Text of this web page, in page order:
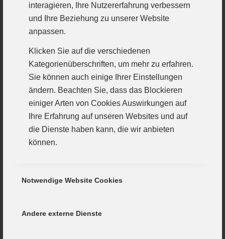
interagieren, Ihre Nutzererfahrung verbessern
und Ihre Beziehung zu unserer Website
anpassen.
Klicken Sie auf die verschiedenen
Kategorienüberschriften, um mehr zu erfahren.
Sie können auch einige Ihrer Einstellungen
ändern. Beachten Sie, dass das Blockieren
einiger Arten von Cookies Auswirkungen auf
Ihre Erfahrung auf unseren Websites und auf
die Dienste haben kann, die wir anbieten
können.
Notwendige Website Cookies
Andere externe Dienste
vorbeiziehen.
Erkenntnisse aus dem Hinspiel zu trainieren. „Wir
haben letzte Woche vor allem im Angriff ein
hervorragendes Spiel gemacht. Wir waren
diszipliniert und hatten eine sehr gute
Abschlussquote. In der Abwehr haben wir noch
deutlich Luft nach oben. Die Angriffsleistung müssen
wir am Wochenende bestätigen und vor allem die
Abwehr im Innenblock sowie auf den Halbpositionen
bezwingen“, so Pascal Buck abschließend vor dem
Anpfiff in Wittislingen ist um 19:30 Uhr.